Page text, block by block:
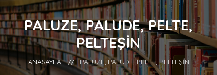
PALUZE, PALUDE, PELTE,
PELTEŞİN
ANASAYFA // PALUZE, PALUDE, PELTE, PELTEŞİN